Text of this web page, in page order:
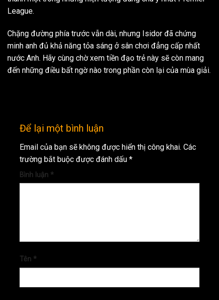
League.
Chặng đường phía trước vẫn dài, nhưng Isidor đã chứng
minh anh đủ khả năng tỏa sáng ở sân chơi đẳng cấp nhất
nước Anh. Hãy cùng chờ xem tiền đạo trẻ này sẽ còn mang
đến những điều bất ngờ nào trong phần còn lại của mùa giải.
Để lại một bình luận
Email của bạn sẽ không được hiển thị công khai. Các
trường bắt buộc được đánh dấu *
Bình luận *
Tên *